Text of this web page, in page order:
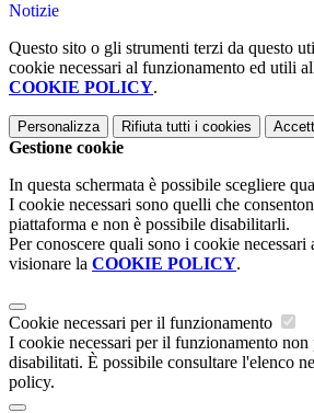
Notizie
Questo sito o gli strumenti terzi da questo
cookie necessari al funzionamento ed utili
COOKIE POLICY.
Personalizza Rifiuta tutti i cookies
Gestione cookie
In questa schermata è possibile scegliere
I cookie necessari sono quelli che
piattaforma e non è possibile disabilitarli.
Per conoscere quali sono i cookie
visionare la COOKIE POLICY.
Cookie necessari per il funzionamento
I cookie necessari per il funzionamento non
disabilitati. È possibile consultare l'elenco
policy.